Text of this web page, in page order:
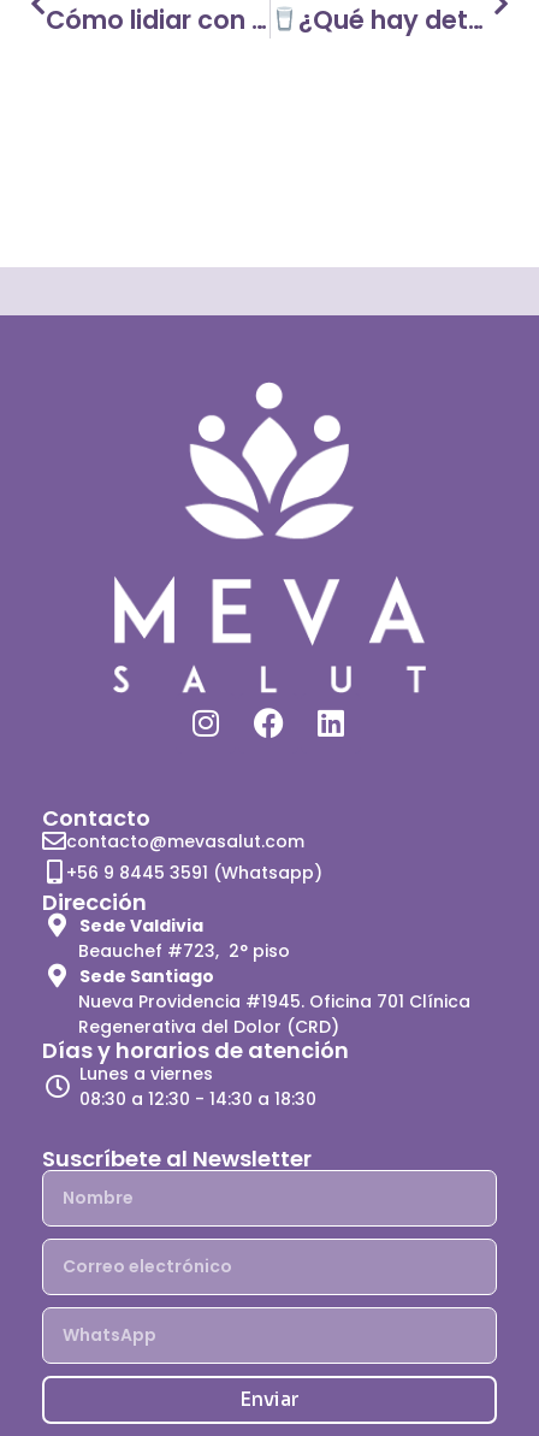
Cómo lidiar con los comentarios negativos cuando tienes Diabetes Tipo 2 o Pre-Diabetes ¿Qué hay detrás de un vaso de leche de almendras?
Contacto
contacto@mevasalut.com
+56 9 8445 3591 (Whatsapp)
Dirección
Sede Valdivia
Beauchef #723, 2° piso
Sede Santiago
Nueva Providencia #1945. Oficina 701 Clínica
Regenerativa del Dolor (CRD)
Días y horarios de atención
Lunes a viernes
08:30 a 12:30 - 14:30 a 18:30
Suscríbete al Newsletter
Enviar